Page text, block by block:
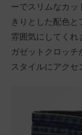
ーでスリムなカッ
きりとした配色
雰囲気にしてく
ガゼットクロッ
スタイルにアクセ